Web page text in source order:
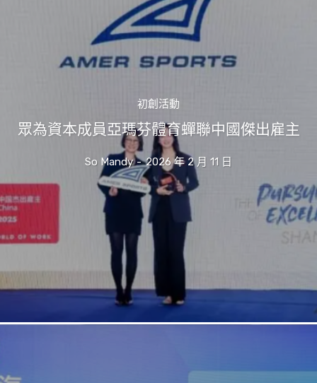
初創活動
眾為資本成員亞瑪芬體育蟬聯中國傑出雇主
So Mandy - 2026 年 2 月 11 日